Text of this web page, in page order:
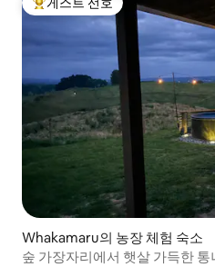
상위 게스트 선호
Whakamaru의 농장 체험 숙소
숲 가장자리에서 햇살 가득한 통